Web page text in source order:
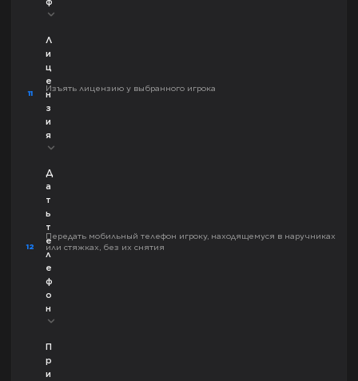
11
Л
и
ц
е
н
з
и
я
Изъять лицензию у выбранного игрока
12
Д
а
т
ь
т
е
л
е
ф
о
н
Передать мобильный телефон игроку, находящемуся в наручниках
или стяжках, без их снятия
П
р
и